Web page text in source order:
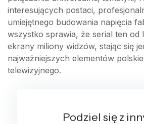
interesujących postaci,
umiejętnego budowania napięcia
wszystko sprawia, że serial ten od
ekrany miliony widzów, stając się
najważniejszych elementów
telewizyjnego.
Podziel się z